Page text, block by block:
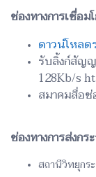
ช่องทางการเชื่อ
ดาวน์โหลด
รับลิ้งก์สัญ
128Kb/s
สมาคมสื่อช่
ช่องทางการส่งก
สถานีวิทยุกร